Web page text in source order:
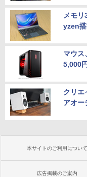
メモリ
yzen
マウス
5,000
クリエ
アオー
本サイトのご利用について
広告掲載のご案内